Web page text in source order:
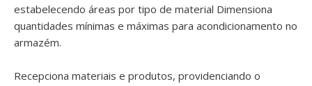
estabelecendo áreas por tipo de material Dimensiona
quantidades mínimas e máximas para acondicionamento no
armazém.
Recepciona materiais e produtos, providenciando o